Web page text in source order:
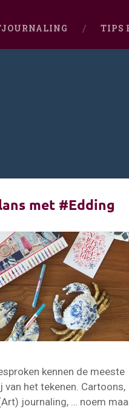
TIPS
met #Edding
kennen de meeste
van het tekenen. Cartoons,
journaling, … noem